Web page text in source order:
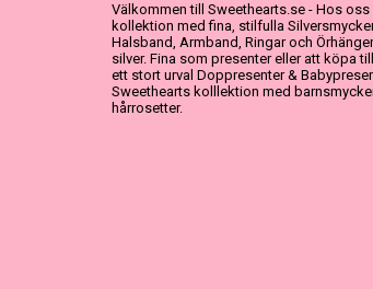
Välkommen till Sweethearts.se - Hos
kollektion med fina, stilfulla
Halsband, Armband, Ringar och
silver. Fina som presenter eller att köpa
ett stort urval Doppresenter &
Sweethearts kolllektion med
hårrosetter.